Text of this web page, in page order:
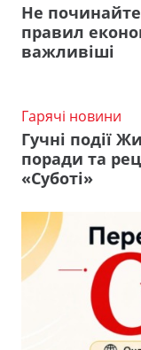
Не
правил
важливіші
Гарячі новини
Гучні події
поради та
«Суботі»